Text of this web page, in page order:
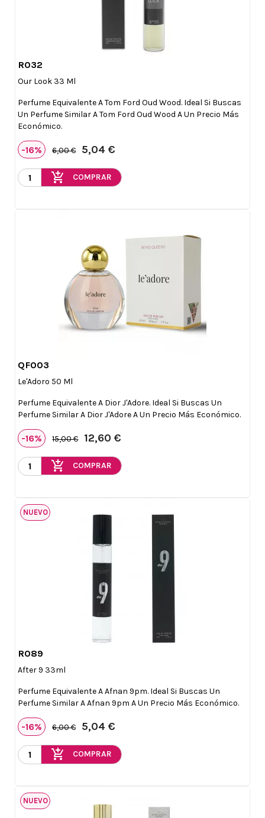
R032
Our Look 33 Ml
Perfume Equivalente A Tom Ford Oud Wood. Ideal Si Buscas
Un Perfume Similar A Tom Ford Oud Wood A Un Precio Más
Económico.
-16% 6,00 € 5,04 €
add_shopping_cart COMPRAR
QF003
Le'Adoro 50 Ml
Perfume Equivalente A Dior J'Adore. Ideal Si Buscas Un
Perfume Similar A Dior J'Adore A Un Precio Más Económico.
-16% 15,00 € 12,60 €
add_shopping_cart COMPRAR
R089
After 9 33ml
Perfume Equivalente A Afnan 9pm. Ideal Si Buscas Un
Perfume Similar A Afnan 9pm A Un Precio Más Económico.
-16% 6,00 € 5,04 €
add_shopping_cart COMPRAR
NUEVO
NUEVO